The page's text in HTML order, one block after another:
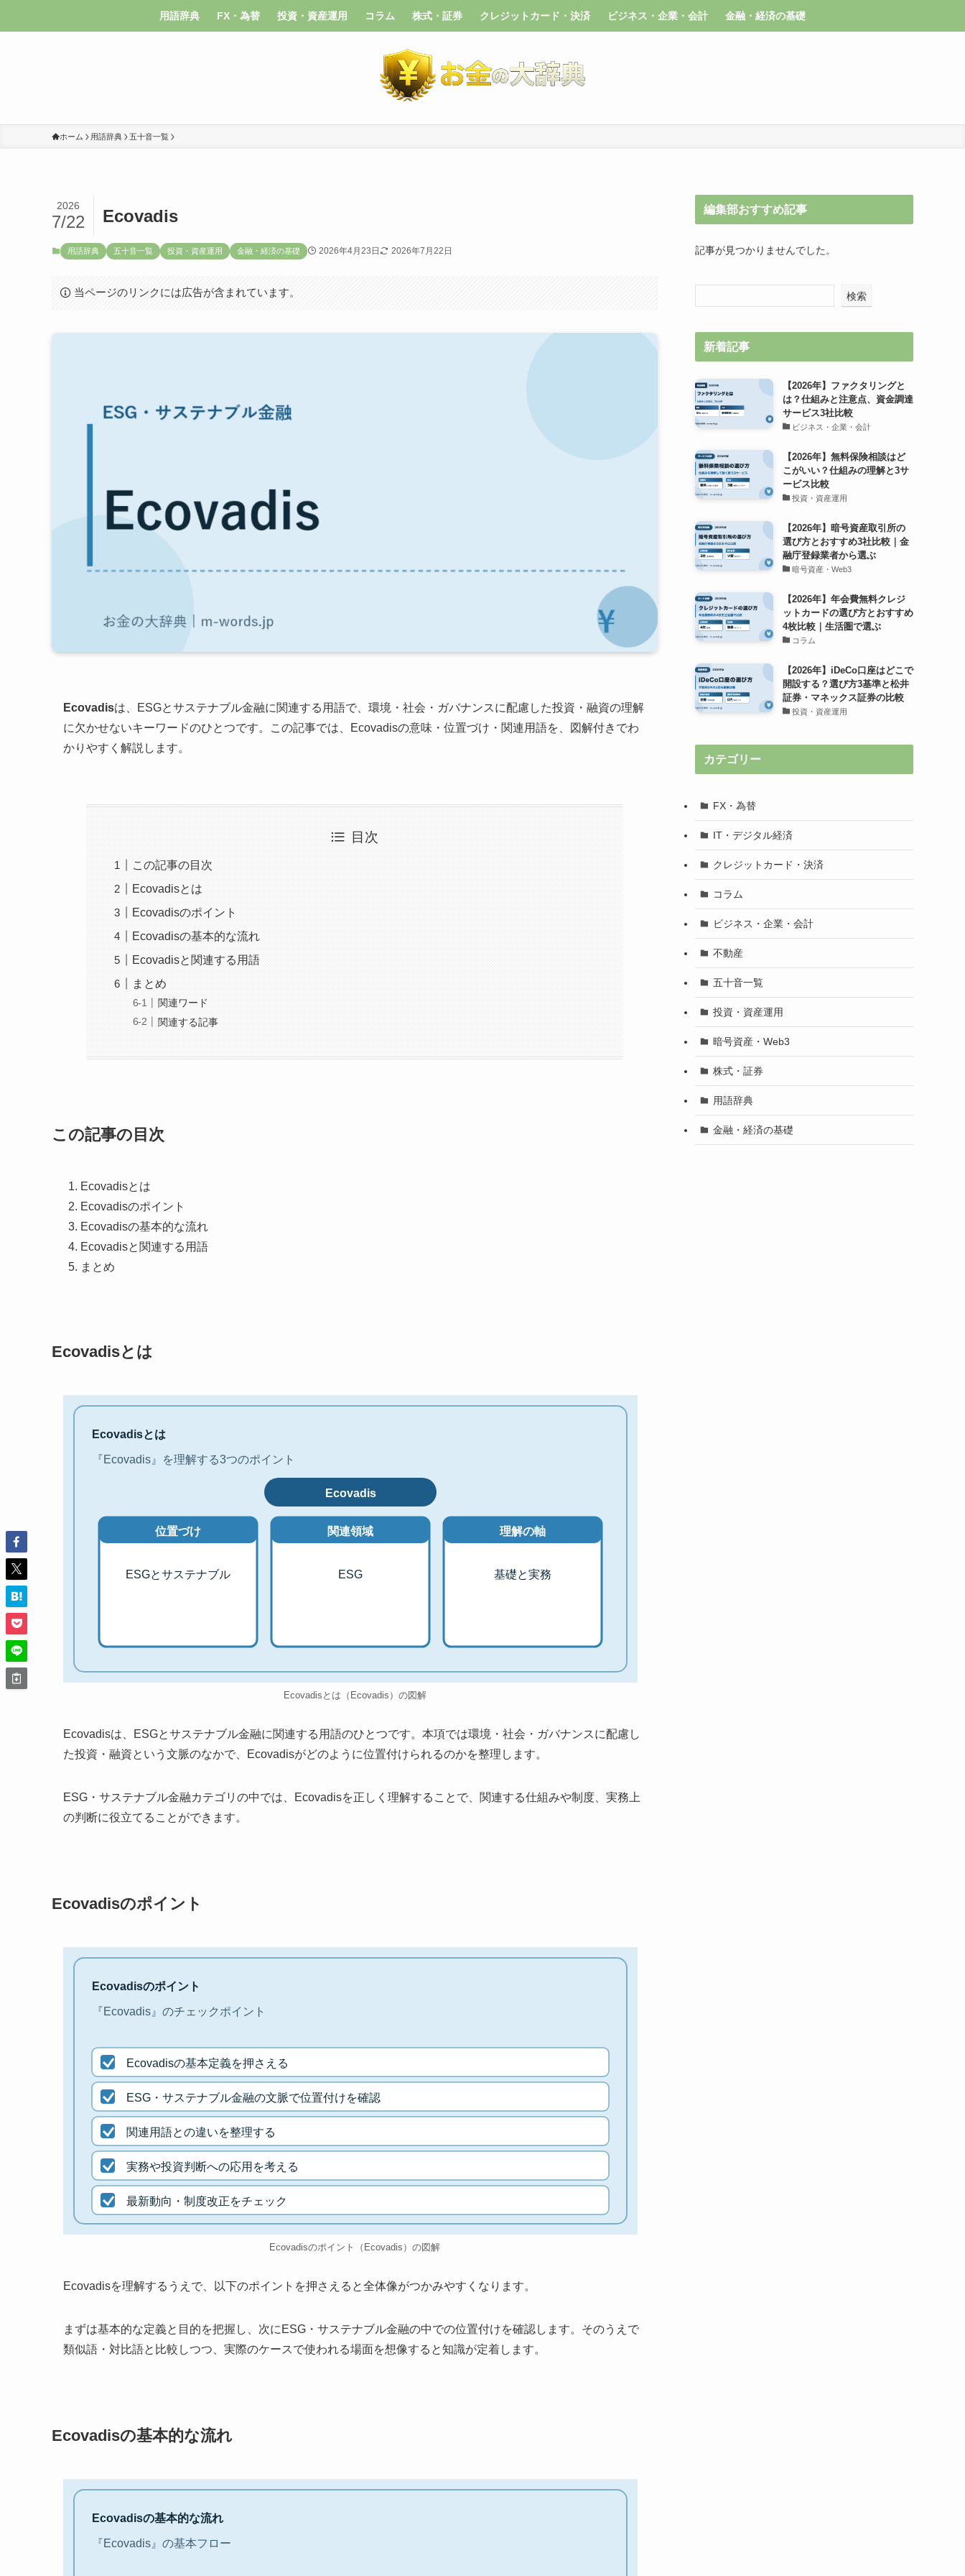
用語辞典 FX・為替 投資・資産運用 コラム 株式・証券 クレジットカード・決済 ビジネス・企業・会計 金融・経済の基礎
ホーム 用語辞典 五十音一覧
Ecovadis
2026
7/22
用語辞典 五十音一覧 投資・資産運用 金融・経済の基礎 2026年4月23日 2026年7月22日
当ページのリンクには広告が含まれています。
Ecovadisは、ESGとサステナブル金融に関連する用語で、環境・社会・ガバナンスに配慮した投資・融資の理解
に欠かせないキーワードのひとつです。この記事では、Ecovadisの意味・位置づけ・関連用語を、図解付きでわ
かりやすく解説します。
目次
この記事の目次
Ecovadisとは
Ecovadisのポイント
Ecovadisの基本的な流れ
Ecovadisと関連する用語
まとめ
関連ワード
関連する記事
この記事の目次
Ecovadisとは
Ecovadisのポイント
Ecovadisの基本的な流れ
Ecovadisと関連する用語
まとめ
Ecovadisとは
Ecovadisとは
『Ecovadis』を理解する3つのポイント
Ecovadis
位置づけ
ESGとサステナブル
関連領域
ESG
理解の軸
基礎と実務
Ecovadisとは（Ecovadis）の図解
Ecovadisは、ESGとサステナブル金融に関連する用語のひとつです。本項では環境・社会・ガバナンスに配慮し
た投資・融資という文脈のなかで、Ecovadisがどのように位置付けられるのかを整理します。
ESG・サステナブル金融カテゴリの中では、Ecovadisを正しく理解することで、関連する仕組みや制度、実務上
の判断に役立てることができます。
Ecovadisのポイント
Ecovadisのポイント
『Ecovadis』のチェックポイント
Ecovadisの基本定義を押さえる
ESG・サステナブル金融の文脈で位置付けを確認
関連用語との違いを整理する
実務や投資判断への応用を考える
最新動向・制度改正をチェック
Ecovadisのポイント（Ecovadis）の図解
Ecovadisを理解するうえで、以下のポイントを押さえると全体像がつかみやすくなります。
まずは基本的な定義と目的を把握し、次にESG・サステナブル金融の中での位置付けを確認します。そのうえで
類似語・対比語と比較しつつ、実際のケースで使われる場面を想像すると知識が定着します。
Ecovadisの基本的な流れ
Ecovadisの基本的な流れ
『Ecovadis』の基本フロー
編集部おすすめ記事
記事が見つかりませんでした。
検索
新着記事
【2026年】ファクタリングと
は？仕組みと注意点、資金調達
サービス3社比較
ビジネス・企業・会計
【2026年】無料保険相談はど
こがいい？仕組みの理解と3サ
ービス比較
投資・資産運用
【2026年】暗号資産取引所の
選び方とおすすめ3社比較｜金
融庁登録業者から選ぶ
暗号資産・Web3
【2026年】年会費無料クレジ
ットカードの選び方とおすすめ
4枚比較｜生活圏で選ぶ
コラム
【2026年】iDeCo口座はどこで
開設する？選び方3基準と松井
証券・マネックス証券の比較
投資・資産運用
カテゴリー
FX・為替
IT・デジタル経済
クレジットカード・決済
コラム
ビジネス・企業・会計
不動産
五十音一覧
投資・資産運用
暗号資産・Web3
株式・証券
用語辞典
金融・経済の基礎